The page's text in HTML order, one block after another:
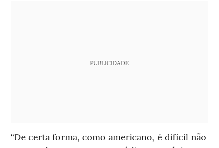
PUBLICIDADE
“De certa forma, como americano, é difícil não